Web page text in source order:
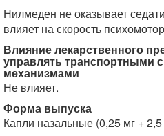
Нилмеден не оказывает
влияет на скорость
Влияние лекарственного
управлять транспортными
механизмами
Не влияет.
Форма выпуска
Капли назальные (0,25 мг +